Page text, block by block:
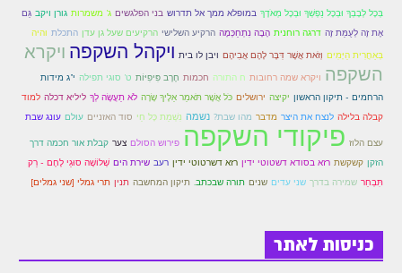
זוהר שלח לך למתקדמים
זוהר קורח למתקדמים
חוקת מתקדמים
בְּכָל לְבָבְךָ וּבְכָל נַפְשְׁךָ וּבְכָל מְאֹדֶךָ במופלא ממך אל תדרוש בני הפלגשים ג' משמרות גורן ויקב גַּם
אֶת זֶה לְעֻמַּת זֶה דרגה רוחנית הָבָה נִתְחַכְּמָה הרקיע השלישי הרקיעים שעל גן עדן התכלת והיה
בְּאַחֲרִית הַיָּמִים וְזֹאת אֲשֶׁר דִּבֶּר לָהֶם אֲבִיהֶם ויבן לו בית ויקהל השקפה ויקרא
השקפה ויקרא שמה רחובות ח התורה חכמות חֶרֶב פִּיפִיּוֹת ט' סוגי תפילה י"ג מידות
הרחמים - תיקון הראשון יקיצה ירושלים כֹּל אֲשֶׁר תֹּאמַר אֵלֶיךָ שָׂרָה לֹא תַעֲשֶׂה לְךָ ליליא דכלה למוד
קבלה בלילה לנצח את היצר מדבר מהו שבת? נשמה נִשְׁמַת כָּל חַי סוד האזניים עולם עונג שבת
עצם הלוז פיקודי השקפה פירוש הסולם צער קבלת אור חכמה דרך
הזקן קשקשת רזא בסודא דשטוטי ידין רזא דשרטוטי ידין רעב שירת הים שְׁלוֹשָׁה סוּגֵי לֶחֶם - רַק
תִּבְחַר שמירה בדרך שני עדים שנים תורה שבכתב. תיקון המחשבה תנין תרי גמלי [שני גמלים]
כניסות לאתר